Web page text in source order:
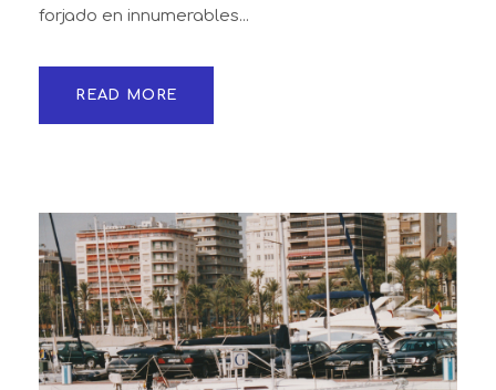
forjado en innumerables...
READ MORE